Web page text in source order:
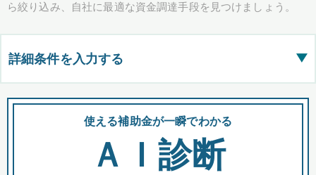
ら絞り込み、自社に最適な資金調達手段を見つけましょう。
詳細条件を入力する ▶
都道府県
全国の検索結果を含めて表示
使える補助金が一瞬でわかる
ＡＩ診断